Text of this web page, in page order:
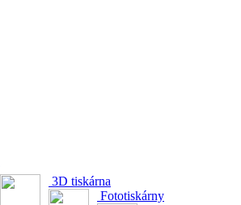
3D tiskárna
Fototiskárny